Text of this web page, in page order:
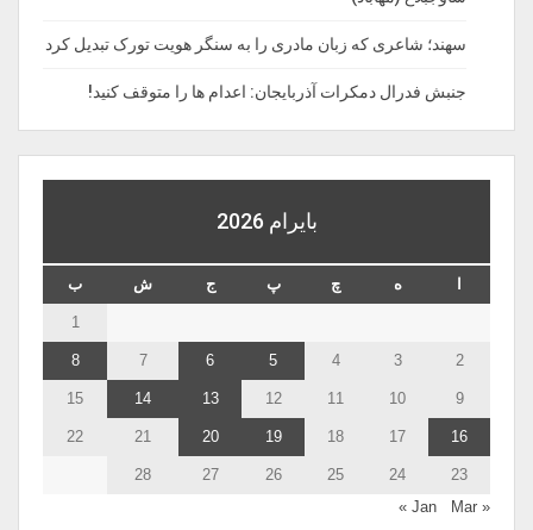
سهند؛ شاعری که زبان مادری را به سنگر هویت تورک تبدیل کرد
جنبش فدرال دمکرات آذربایجان: اعدام ها را‌ متوقف‌ کنید!
بايرام 2026
پ ج ش ب
10
11
12
13
14
15
16
17
18
19
20
21
22
23
24
25
26
27
28
« Jan
Mar »